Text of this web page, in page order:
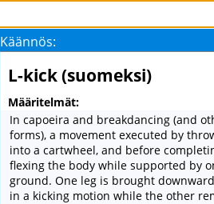
Käännös:
L-kick (suomeksi)
Määritelmät:
In capoeira and breakdancing (and
forms), a movement executed by
into a cartwheel, and before
flexing the body while supported by
ground. One leg is brought
in a kicking motion while the other